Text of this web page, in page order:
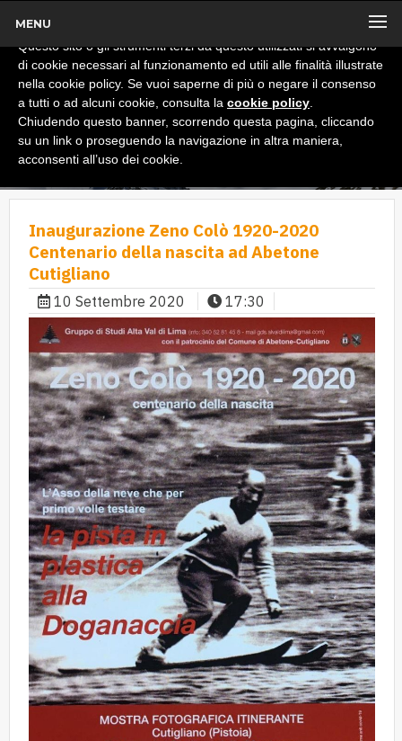
MENU
Inaugurazione Zeno Colò 1920-2020
Centenario della nascita ad Abetone
Cutigliano
10 Settembre 2020 17:30
x
Informativa
Questo sito o gli strumenti terzi da questo utilizzati si avvalgono
di cookie necessari al funzionamento ed utili alle finalità illustrate
nella cookie policy. Se vuoi saperne di più o negare il consenso
a tutti o ad alcuni cookie, consulta la cookie policy
Chiudendo questo banner, scorrendo questa pagina, cliccando
su un link o proseguendo la navigazione in altra maniera,
acconsenti all’uso dei cookie.